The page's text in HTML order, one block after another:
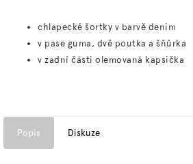
chlapecké šortky v barvě denim
v pase guma, dvě poutka a šňůrka
v zadní části olemovaná kapsička
Popis Diskuze